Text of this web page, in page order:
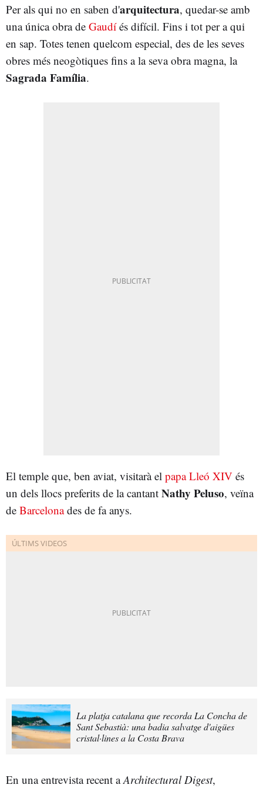
Per als qui no en saben d'arquitectura, quedar-se amb
una única obra de Gaudíés difícil. Fins i tot per a qui
en sap. Totes tenen quelcom especial, des de les seves
obres més neogòtiques fins a la seva obra magna, la
Sagrada Família.
El temple que, ben aviat, visitarà el papa Lleó XIV és
un dels llocs preferits de la cantant Nathy Peluso, veïna
de Barcelonades de fa anys.
La platja catalana que recorda La Concha de
Sant Sebastià: una badia salvatge d'aigües
cristal·lines a la Costa Brava
En una entrevista recent aArchitectural Digest,